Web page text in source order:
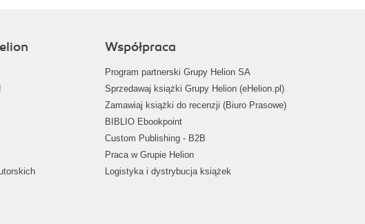
Współpraca
Program partnerski Grupy Helion SA
Sprzedawaj książki Grupy Helion (eHelion.pl)
Zamawiaj książki do recenzji (Biuro Prasowe)
BIBLIO Ebookpoint
Custom Publishing - B2B
Praca w Grupie Helion
Logistyka i dystrybucja książek